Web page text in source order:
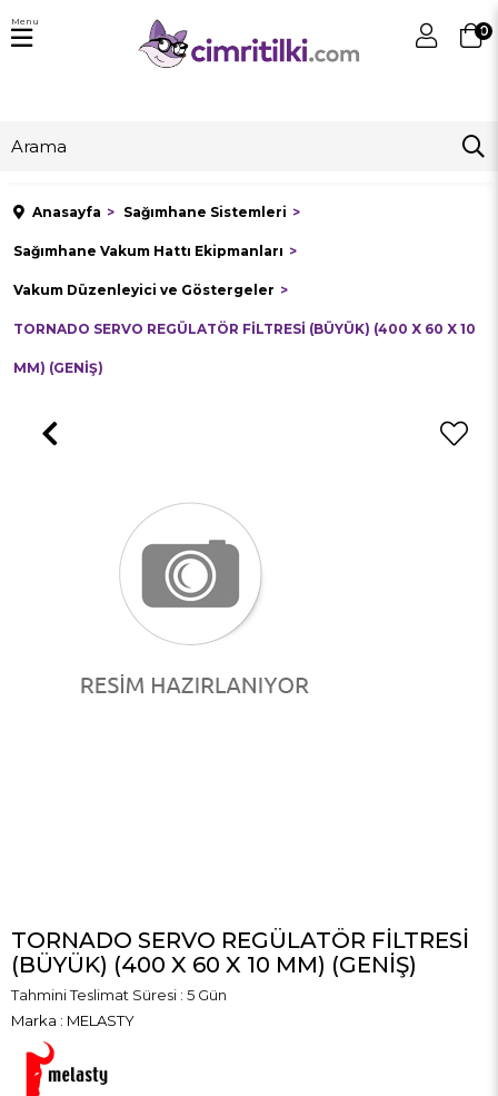
0
Menu
Anasayfa Sağımhane Sistemleri
Sağımhane Vakum Hattı Ekipmanları
Vakum Düzenleyici ve Göstergeler
TORNADO SERVO REGÜLATÖR FİLTRESİ (BÜYÜK) (400 X 60 X 10
MM) (GENİŞ)
TORNADO SERVO REGÜLATÖR FİLTRESİ
(BÜYÜK) (400 X 60 X 10 MM) (GENİŞ)
Tahmini Teslimat Süresi : 5 Gün
Marka : MELASTY